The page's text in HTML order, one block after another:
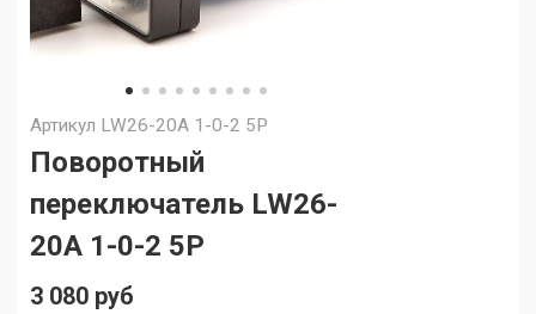
Артикул LW26-20A 1-0-2 5P
Поворотный
переключатель LW26-
20A 1-0-2 5P
3 080 руб